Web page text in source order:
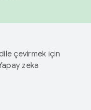
çevirmek için
zeka